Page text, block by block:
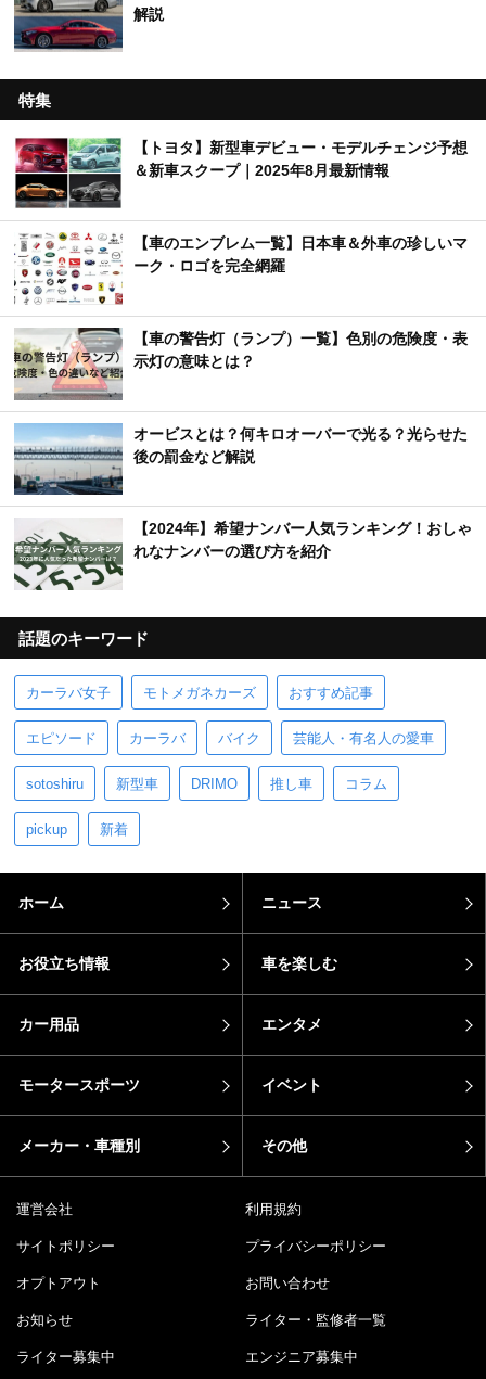
解説
特集
【トヨタ】新型車デビュー・モデルチェンジ予想
＆新車スクープ｜2025年8月最新情報
【車のエンブレム一覧】日本車＆外車の珍しいマ
ーク・ロゴを完全網羅
【車の警告灯（ランプ）一覧】色別の危険度・表
示灯の意味とは？
オービスとは？何キロオーバーで光る？光らせた
後の罰金など解説
【2024年】希望ナンバー人気ランキング！おしゃ
れなナンバーの選び方を紹介
話題のキーワード
カーラバ女子 モトメガネカーズ おすすめ記事
エピソード カーラバ バイク 芸能人・有名人の愛車
sotoshiru 新型車 DRIMO 推し車 コラム
pickup 新着
ホーム ニュース
お役立ち情報 車を楽しむ
カー用品 エンタメ
モータースポーツ イベント
メーカー・車種別 その他
運営会社 利用規約
サイトポリシー プライバシーポリシー
オプトアウト お問い合わせ
お知らせ ライター・監修者一覧
ライター募集中 エンジニア募集中